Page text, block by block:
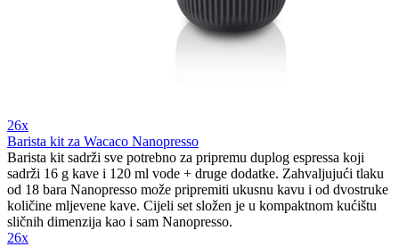
26x
Barista kit za Wacaco Nanopresso
Barista kit sadrži sve potrebno za pripremu duplog espressa koji
sadrži 16 g kave i 120 ml vode + druge dodatke. Zahvaljujući tlaku
od 18 bara Nanopresso može pripremiti ukusnu kavu i od dvostruke
količine mljevene kave. Cijeli set složen je u kompaktnom kućištu
sličnih dimenzija kao i sam Nanopresso.
26x